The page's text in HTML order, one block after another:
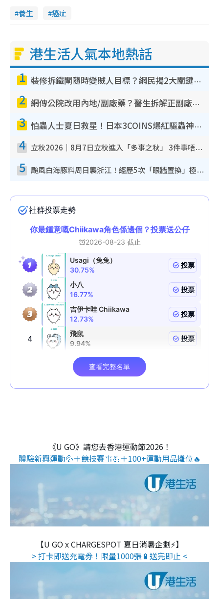
養生 癌症
港生活人氣本地熱話
1 裝修拆鐵閘隨時變賊人目標？網民揭2大關鍵用途：裝新式等於白裝？附新舊鐵閘分別
2 網傳公院改用內地/副廠藥？醫生拆解正副廠分別 揭4類人換藥隨時出事
3 怕蟲人士夏日救星！日本3COINS爆紅驅蟲神器$45起 1招「全程免觸碰」輕鬆搞定小強
4 立秋2026｜8月7日立秋進入「多事之秋」 3件事唔做得！專家教6招開運 清枱頭／銀包納氣接好運
5 颱風白海豚料周日襲浙江！經歷5次「眼牆置換」極罕見 成登陸內地最長途颱風
《U GO》請您去香港運動節2026！
體驗新興運動💦＋競技賽事💪＋100+運動用品攤位🔥
【U GO x CHARGESPOT 夏日消暑企劃⚡】
> 打卡即送充電券！限量1000張🔋送完即止 <